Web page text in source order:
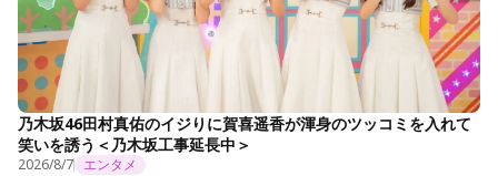
乃木坂46田村真佑のイジりに賀喜遥香が渾身のツッコミを入れて
笑いを誘う＜乃木坂工事延長中＞
2026/8/7 エンタメ